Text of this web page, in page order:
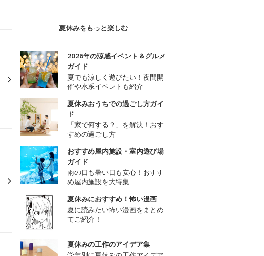
夏休みをもっと楽しむ
2026年の涼感イベント＆グルメ
ガイド
夏でも涼しく遊びたい！夜間開
催や水系イベントも紹介
夏休みおうちでの過ごし方ガイ
ド
「家で何する？」を解決！おす
すめの過ごし方
おすすめ屋内施設・室内遊び場
ガイド
雨の日も暑い日も安心！おすす
め屋内施設を大特集
夏休みにおすすめ！怖い漫画
夏に読みたい怖い漫画をまとめ
てご紹介！
夏休みの工作のアイデア集